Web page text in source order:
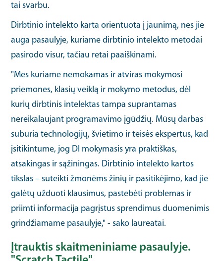
tai svarbu.
Dirbtinio intelekto karta orientuota į jaunimą, nes jie
auga pasaulyje, kuriame dirbtinio intelekto metodai
pasirodo visur, tačiau retai paaiškinami.
"Mes kuriame nemokamas ir atviras mokymosi
priemones, klasių veiklą ir mokymo metodus, dėl
kurių dirbtinis intelektas tampa suprantamas
nereikalaujant programavimo įgūdžių. Mūsų darbas
suburia technologijų, švietimo ir teisės ekspertus, kad
įsitikintume, jog DI mokymasis yra praktiškas,
atsakingas ir sąžiningas. Dirbtinio intelekto kartos
tikslas – suteikti žmonėms žinių ir pasitikėjimo, kad jie
galėtų užduoti klausimus, pastebėti problemas ir
priimti informacija pagrįstus sprendimus duomenimis
grindžiamame pasaulyje," - sako laureatai.
Įtrauktis skaitmeniniame pasaulyje.